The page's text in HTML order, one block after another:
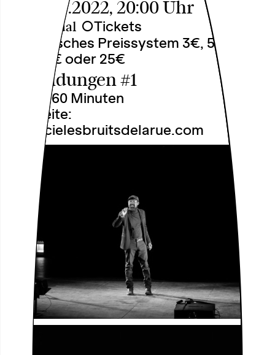
Sa, 15.10.2022, 20:00 Uhr
Theatersaal ○Tickets
Solidarisches Preissystem 3€, 5€, 10€,
15€, 20€ oder 25€
Erkundungen #1
Dauer: 60 Minuten
Webseite:
www.cielesbruitsdelarue.com